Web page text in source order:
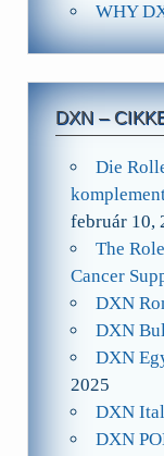
WHY
DXN –
Die
február 10,
The
Cancer
DXN
DXN
DXN
2025
DXN
DXN